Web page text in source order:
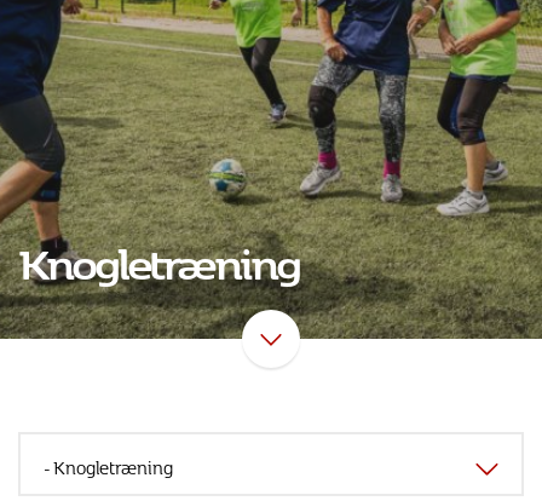
Knogletræning